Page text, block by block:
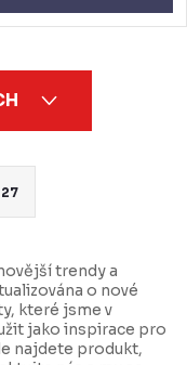
27
trendy a
o nové
které jsme v
jako inspirace pro
najdete produkt,